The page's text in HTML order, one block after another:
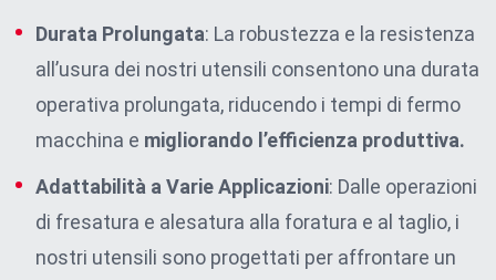
Durata Prolungata: La robustezza e la resistenza
all’usura dei nostri utensili consentono una durata
operativa prolungata, riducendo i tempi di fermo
macchina e migliorando l’efficienza produttiva.
Adattabilità a Varie Applicazioni: Dalle operazioni
di fresatura e alesatura alla foratura e al taglio, i
nostri utensili sono progettati per affrontare un